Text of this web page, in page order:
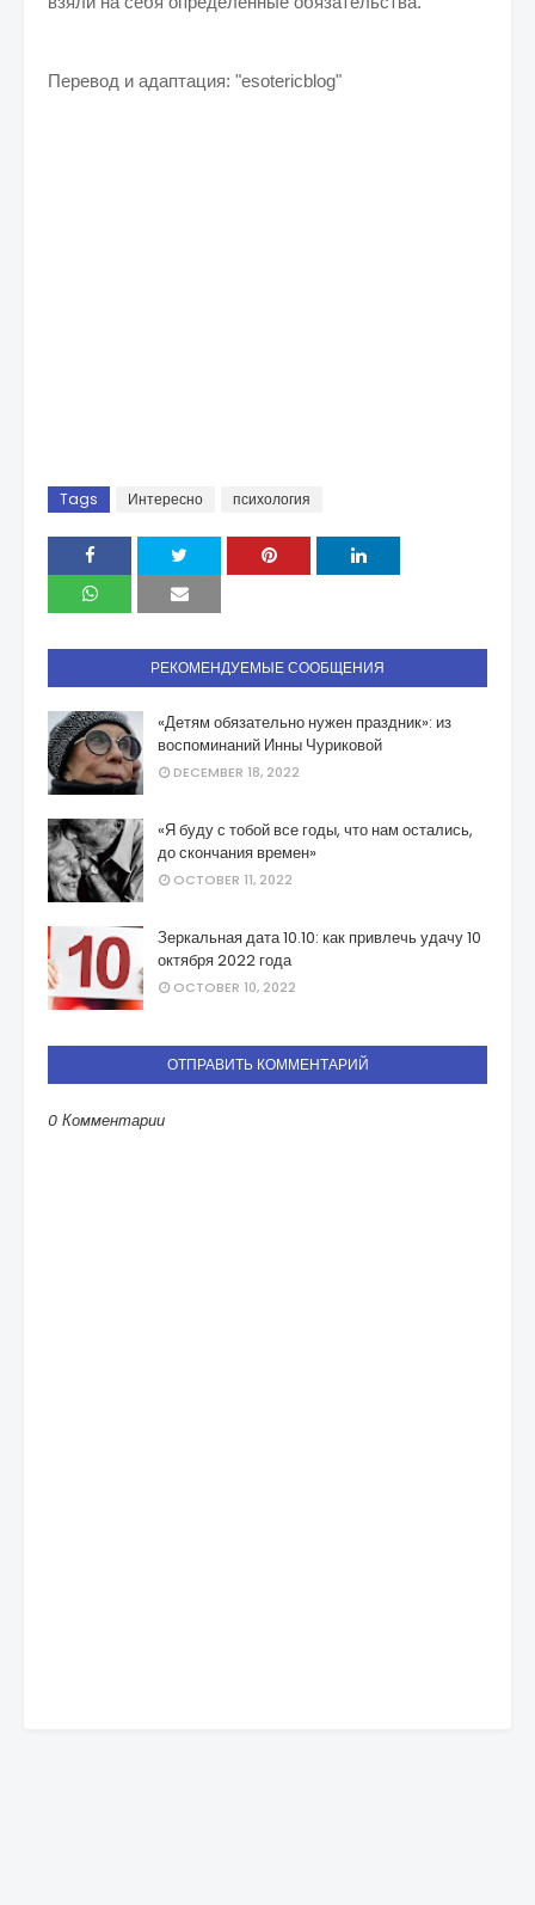
Перевод и адаптация: "esotericblog"
Tags Интересно психология
РЕКОМЕНДУЕМЫЕ СООБЩЕНИЯ
«Детям обязательно нужен праздник»: из
воспоминаний Инны Чуриковой
DECEMBER 18, 2022
«Я буду с тобой все годы, что нам остались,
до скончания времен»
OCTOBER 11, 2022
Зеркальная дата 10.10: как привлечь удачу 10
октября 2022 года
OCTOBER 10, 2022
ОТПРАВИТЬ КОММЕНТАРИЙ
0 Комментарии